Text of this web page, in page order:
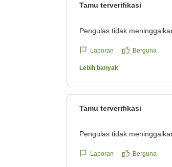
Tamu terverifikasi
Pengulas tidak
Laporan Berguna
Lebih banyak
Tamu terverifikasi
Pengulas tidak
Laporan Berguna